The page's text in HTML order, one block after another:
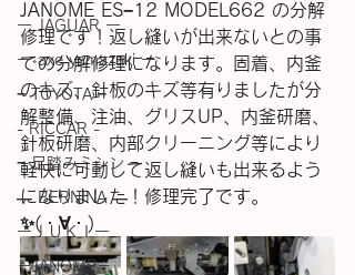
ー JAGUAR ー
ー axe yamazaki ー
− TOYOTA −
- RICCAR -
− 足踏みミシン −
― BERNINA ―
ーＪＵＫＩー
－JANOME－
JANOME ES−12 MODEL662 の分解
修理です！返し縫いが出来ないとの事
での分解修理になります。固着、内釜
のキズ、針板のキズ等有りましたが分
解整備、注油、グリスUP、内釜研磨、
針板研磨、内部クリーニング等により
軽快に可動して返し縫いも出来るよう
になりました！修理完了です。
✨(⁠・⁠∀⁠・⁠)